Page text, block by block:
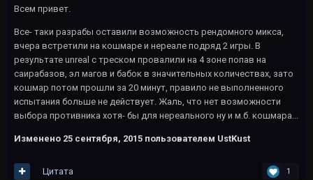
Всем привет.
Все- таки разрабы оставили возможность рендомного микса,
вчера встретили на кошмаре и нереале подряд 2 игры. В
результате unreal с треском провалили на 4 зоне попав на
саирабазов, эл магов и бабок в значительных количествах, зато
кошмар потом прошли за 20 минут, правило не выполненного
испытания больше не действует. Жаль, что нет возможности
выбора противника хотя- бы для нереального ну и м.б. кошмара...
Изменено 25 сентября, 2015 пользователем UstKust
1
Цитата